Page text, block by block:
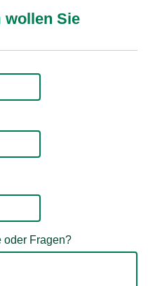
wollen Sie
oder Fragen?